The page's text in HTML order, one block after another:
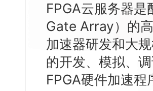
云服务器2核4G低至39元/年
免费试用体验馆
注册并完成实名认证，立即体验热门产品
人工智能热销榜
新购1元，AI能力引擎量包低至75折
文心大模型
搜索能力登顶国内，预训练成本仅为业界6%
DeepSeek-V4
智能应用
文字识别
人脸与人体 语言与知识
通用解决方案
解决方案实践
数字员工-营销内容创作
数字员工-组件开放平台
查询合作伙伴
精品案例展示
AI原生应用商店
解决
技术
服务
云市
提供常见使用问题快速解决通道
提供常见使用问题快速解决通道
7 × 24 小时在线提供服务
提供
云专
一对
企
复杂
开启「万物一体」新纪元
文心 Moment 大会
文心大模型 5.0 正式版上线
联合
智能
云智
FPGA云服务器
Gate Array）的
加速器研发和大
的开发、模拟、
FPGA硬件加速程